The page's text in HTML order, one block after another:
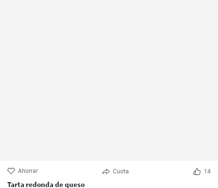
Ahorrar Cuota 14
Tarta redonda de queso